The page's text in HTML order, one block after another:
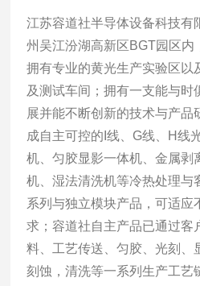
江苏容道社半导体设备科技有
州吴江汾湖高新区BGT园区内
拥有专业的黄光生产实验区以
及测试车间；拥有一支能与时
展并能不断创新的技术与产品
成自主可控的I线、G线、H线
机、匀胶显影一体机、金属剥
机、湿法清洗机等冷热处理与
系列与独立模块产品，可适应
求；容道社自主产品已通过客
料、工艺传送、匀胶、光刻、
刻蚀，清洗等一系列生产工艺